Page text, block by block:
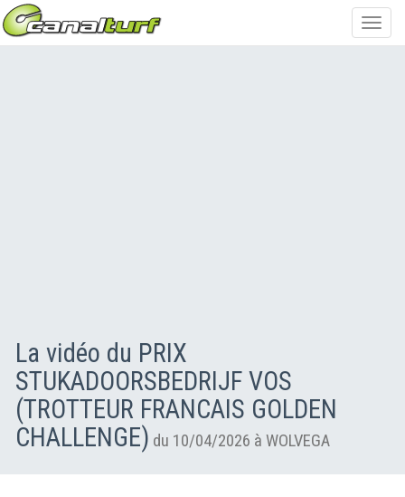
La vidéo du PRIX
STUKADOORSBEDRIJF VOS
(TROTTEUR FRANCAIS GOLDEN
CHALLENGE) du 10/04/2026 à WOLVEGA